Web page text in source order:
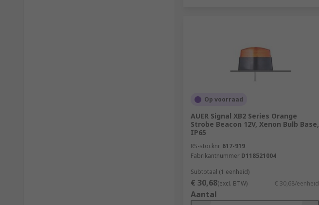
Op voorraad
AUER Signal XB2 Series Orange
Strobe Beacon 12V, Xenon Bulb Base,
IP65
RS-stocknr. 617-919
Fabrikantnummer D118521004
Subtotaal (1 eenheid)
€ 30,68(excl. BTW) € 30,68/eenheid
Aantal